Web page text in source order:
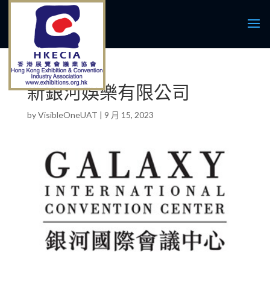
新銀河娛樂有限公司
byVisibleOneUAT | 9 月 15, 2023